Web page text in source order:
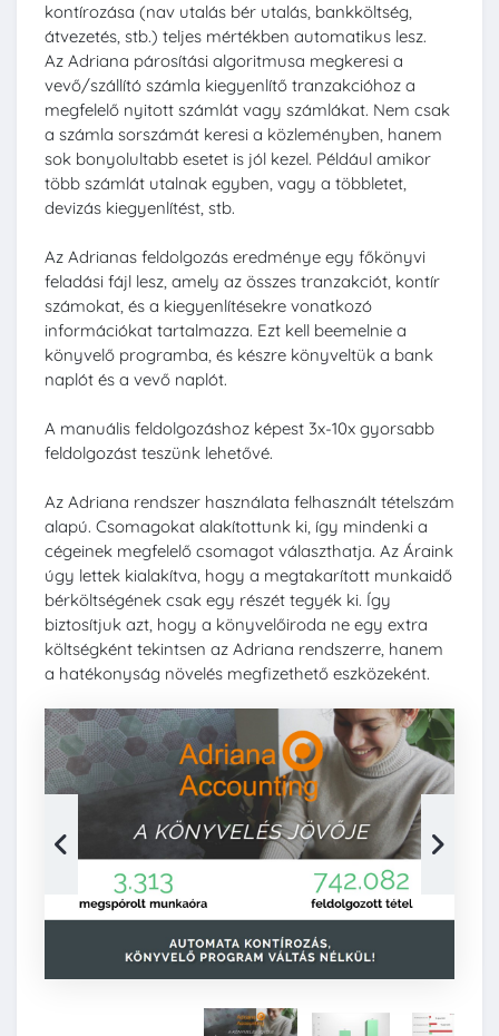
kontírozása (nav utalás bér utalás, bankköltség,
átvezetés, stb.) teljes mértékben automatikus lesz.
Az Adriana párosítási algoritmusa megkeresi a
vevő/szállító számla kiegyenlítő tranzakcióhoz a
megfelelő nyitott számlát vagy számlákat. Nem csak
a számla sorszámát keresi a közleményben, hanem
sok bonyolultabb esetet is jól kezel. Például amikor
több számlát utalnak egyben, vagy a többletet,
devizás kiegyenlítést, stb.
Az Adrianas feldolgozás eredménye egy főkönyvi
feladási fájl lesz, amely az összes tranzakciót, kontír
számokat, és a kiegyenlítésekre vonatkozó
információkat tartalmazza. Ezt kell beemelnie a
könyvelő programba, és készre könyveltük a bank
naplót és a vevő naplót.
A manuális feldolgozáshoz képest 3x-10x gyorsabb
feldolgozást teszünk lehetővé.
Az Adriana rendszer használata felhasznált tételszám
alapú. Csomagokat alakítottunk ki, így mindenki a
cégeinek megfelelő csomagot választhatja. Az Áraink
úgy lettek kialakítva, hogy a megtakarított munkaidő
bérköltségének csak egy részét tegyék ki. Így
biztosítjuk azt, hogy a könyvelőiroda ne egy extra
költségként tekintsen az Adriana rendszerre, hanem
a hatékonyság növelés megfizethető eszközeként.